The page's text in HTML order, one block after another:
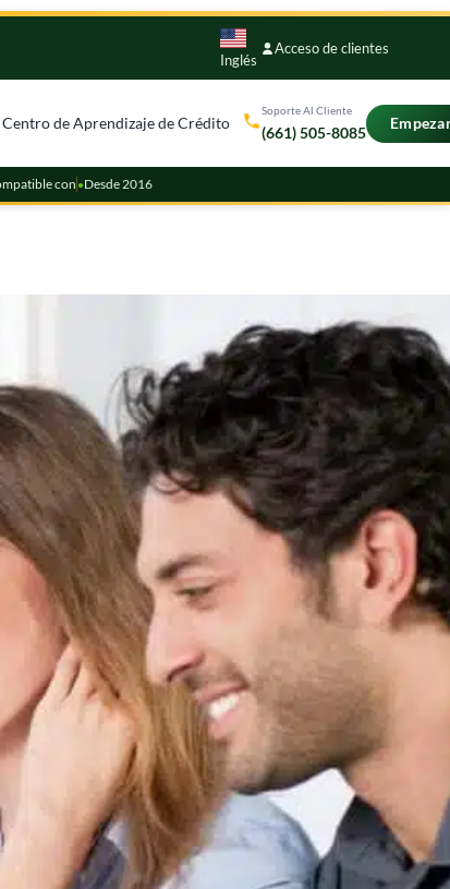
Inglés
Acceso de clientes
Centro de Aprendizaje de Crédito
Soporte Al Cliente
(661) 505-8085
con ●Desde 2016